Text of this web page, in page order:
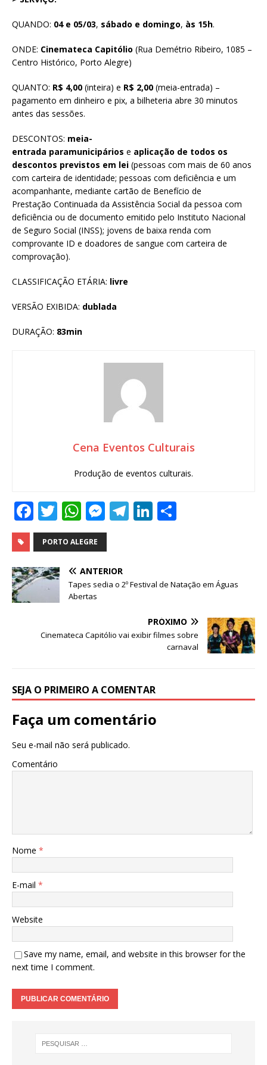
QUANDO: 04 e 05/03, sábado e domingo, às 15h.
ONDE: Cinemateca Capitólio (Rua Demétrio Ribeiro, 1085 –
Centro Histórico, Porto Alegre)
QUANTO: R$ 4,00 (inteira) e R$ 2,00 (meia-entrada) –
pagamento em dinheiro e pix, a bilheteria abre 30 minutos
antes das sessões.
DESCONTOS: meia-
entrada paramunicipários e aplicação de todos os
descontos previstos em lei (pessoas com mais de 60 anos
com carteira de identidade; pessoas com deficiência e um
acompanhante, mediante cartão de Benefício de
Prestação Continuada da Assistência Social da pessoa com
deficiência ou de documento emitido pelo Instituto Nacional
de Seguro Social (INSS); jovens de baixa renda com
comprovante ID e doadores de sangue com carteira de
comprovação).
CLASSIFICAÇÃO ETÁRIA: livre
VERSÃO EXIBIDA: dublada
DURAÇÃO: 83min
Cena Eventos Culturais
Produção de eventos culturais.
F
a
c
e
b
o
k
T
w
it
te
r
W
h
at
s
A
p
M
e
ss
e
n
e
r
T
ra
Li
dI
PORTO ALEGRE
ANTERIOR
Tapes sedia o 2º Festival de Natação em Águas
Abertas
PRÓXIMO
Cinemateca Capitólio vai exibir filmes sobre
carnaval
SEJA O PRIMEIRO A COMENTAR
Faça um comentário
Seu e-mail não será publicado.
Comentário
Nome *
E-mail *
Website
Save my name, email, and website in this browser for the
next time I comment.